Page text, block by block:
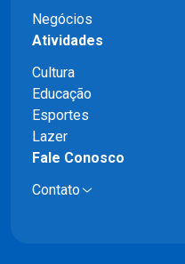
Negócios
Atividades
Cultura
Educação
Esportes
Lazer
Fale Conosco
Contato